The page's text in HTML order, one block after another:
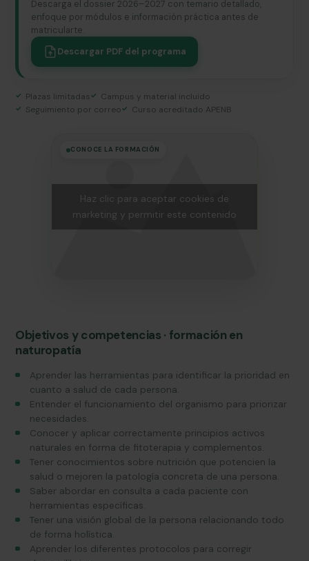
Descarga el dossier 2026–2027 con temario detallado,
enfoque por módulos e información práctica antes de
matricularte.
Descargar PDF del programa
Plazas limitadas
Campus y material incluido
Seguimiento por correo
Curso acreditado APENB
CONOCE LA FORMACIÓN
Haz clic para aceptar cookies de
marketing y permitir este contenido
Objetivos y competencias · formación en
naturopatía
Aprender las herramientas para identificar la prioridad en
cuanto a salud de cada persona.
Entender el funcionamiento del organismo para priorizar
necesidades.
Conocer y aplicar correctamente principios activos
naturales en forma de fitoterapia y complementos.
Tener conocimientos sobre nutrición que potencien la
salud o mejoren la patología concreta de una persona.
Saber abordar en consulta a cada paciente con
herramientas específicas.
Tener una visión global de la persona relacionando todo
de forma holística.
Aprender los diferentes protocolos para corregir